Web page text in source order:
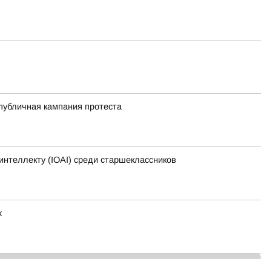
кампания протеста
(IOAI) среди старшеклассников